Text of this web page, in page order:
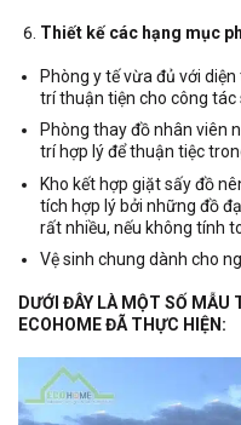
Thiết kế các hạng mục
Phòng y tế vừa đủ với
trí thuận tiện cho công tác
Phòng thay đồ nhân viên
trí hợp lý để thuận tiệc
Kho kết hợp giặt sấy đồ
tích hợp lý bởi những đồ
rất nhiều, nếu không tính
Vệ sinh chung dành cho
DƯỚI ĐÂY LÀ MỘT SỐ
ECOHOME ĐÃ THỰC HIỆN: